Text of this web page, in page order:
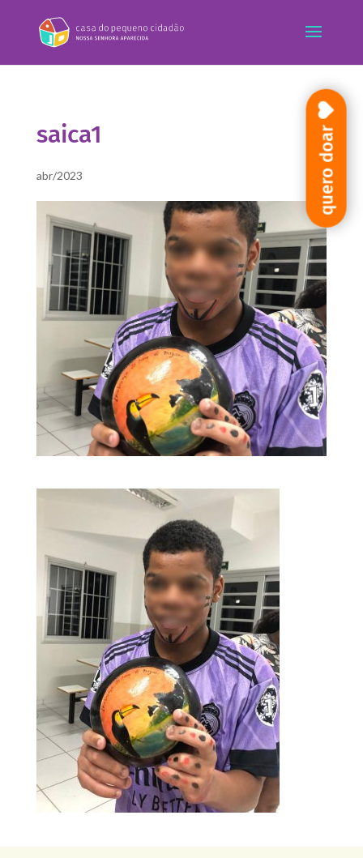
saica1
abr/2023 quero doar